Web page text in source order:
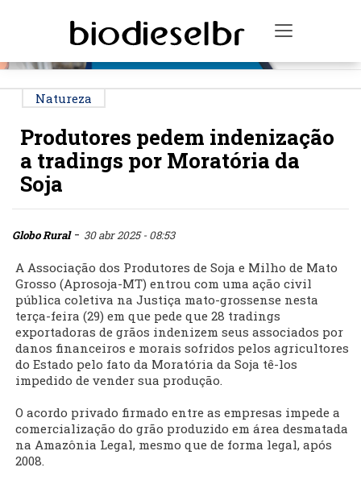
Toggle
Natureza
Produtores pedem indenização
a tradings por Moratória da
Soja
Globo Rural- 30 abr 2025 - 08:53
A Associação dos Produtores de Soja e Milho de Mato
Grosso (Aprosoja-MT) entrou com uma ação civil
pública coletiva na Justiça mato-grossense nesta
terça-feira (29) em que pede que 28 tradings
exportadoras de grãos indenizem seus associados por
danos financeiros e morais sofridos pelos agricultores
do Estado pelo fato da Moratória da Soja tê-los
impedido de vender sua produção.
O acordo privado firmado entre as empresas impede a
comercialização do grão produzido em área desmatada
na Amazônia Legal, mesmo que de forma legal, após
2008.